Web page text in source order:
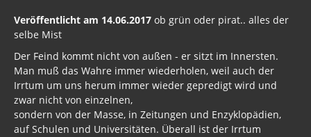
Veröffentlicht am 14.06.2017 ob grün oder pirat.. alles der
selbe Mist
Der Feind kommt nicht von außen - er sitzt im Innersten.
Man muß das Wahre immer wiederholen, weil auch der
Irrtum um uns herum immer wieder gepredigt wird und
zwar nicht von einzelnen,
sondern von der Masse, in Zeitungen und Enzyklopädien,
auf Schulen und Universitäten. Überall ist der Irrtum